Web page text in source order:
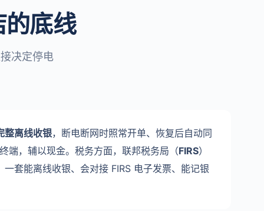
底线
决定停电
整离线收银，断电断网时照常开单、恢复后自动同
，辅以现金。税务方面，联邦税务局（FIRS）
一套能离线收银、会对接 FIRS 电子发票、能记银